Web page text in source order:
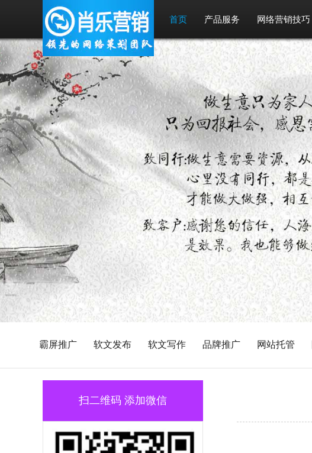
首页 产品服务 网络营销技巧
霸屏推广 软文发布 软文写作 品牌推广 网站托管
扫二维码 添加微信